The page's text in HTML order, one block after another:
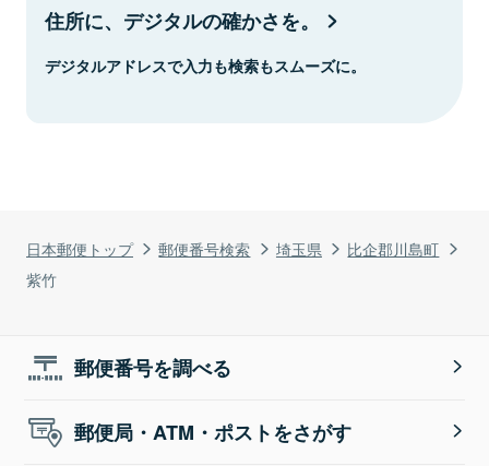
日本郵便トップ 郵便番号検索 埼玉県
比企郡川島町
紫竹
住所に、デジタルの確かさを。
デジタルアドレスで入力も検索もスムーズに。
郵便番号を調べる
郵便局・ATM・ポストをさがす